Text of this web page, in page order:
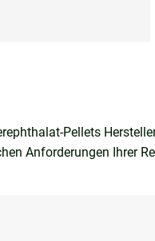
Pellets
Anforderungen Ihrer